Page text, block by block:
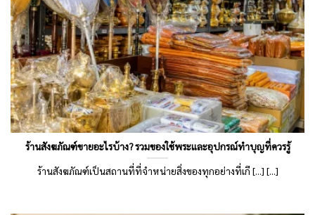
ร้านสังฆภัณฑ์ขายอะไรบ้าง? รวมของใช้พระและอุปกรณ์ทำบุญที่ควรรู้
ร้านสังฆภัณฑ์เป็นสถานที่ที่จำหน่ายสิ่งของทุกอย่างที่เกี [...] [...]